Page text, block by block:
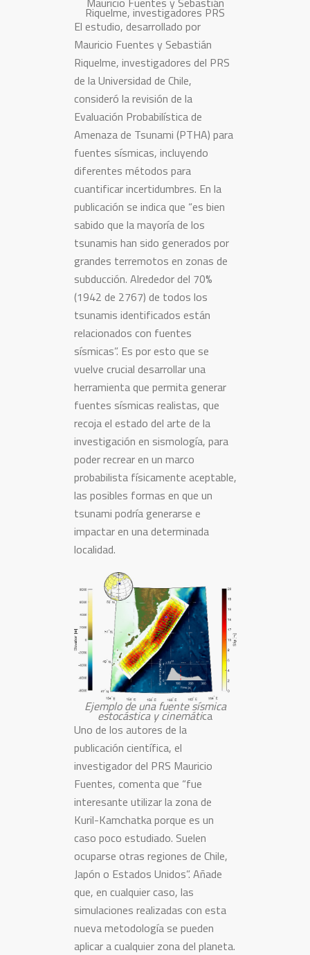
Riquelme, investigadores PRS
El estudio, desarrollado por
Mauricio Fuentes y Sebastián
Riquelme, investigadores del PRS
de la Universidad de Chile,
consideró la revisión de la
Evaluación Probabilística de
Amenaza de Tsunami (PTHA) para
fuentes sísmicas, incluyendo
diferentes métodos para
cuantificar incertidumbres. En la
publicación se indica que “es bien
sabido que la mayoría de los
tsunamis han sido generados por
grandes terremotos en zonas de
subducción. Alrededor del 70%
(1942 de 2767) de todos los
tsunamis identificados están
relacionados con fuentes
sísmicas”. Es por esto que se
vuelve crucial desarrollar una
herramienta que permita generar
fuentes sísmicas realistas, que
recoja el estado del arte de la
investigación en sismología, para
poder recrear en un marco
probabilista físicamente aceptable,
las posibles formas en que un
tsunami podría generarse e
impactar en una determinada
localidad.
Ejemplo de una fuente sísmica
estocástica y cinemática
Uno de los autores de la
publicación científica, el
investigador del PRS Mauricio
Fuentes, comenta que “fue
interesante utilizar la zona de
Kuril-Kamchatka porque es un
caso poco estudiado. Suelen
ocuparse otras regiones de Chile,
Japón o Estados Unidos”. Añade
que, en cualquier caso, las
simulaciones realizadas con esta
nueva metodología se pueden
aplicar a cualquier zona del planeta.